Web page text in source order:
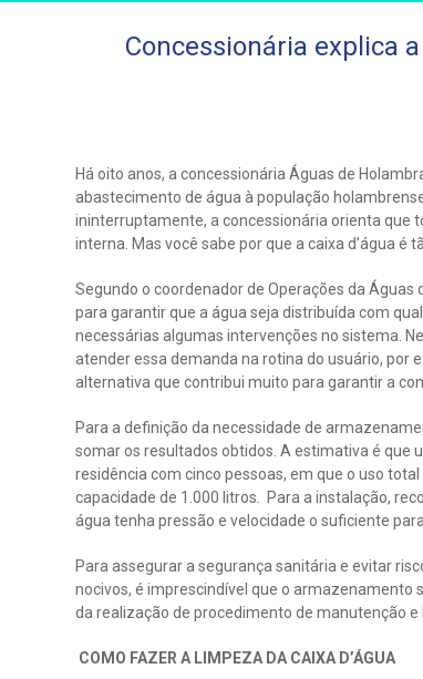
Concessionária explica
Há oito anos, a concessionária Águas de
abastecimento de água à população
ininterruptamente, a concessionária orienta que
interna. Mas você sabe por que a caixa d’água é
Segundo o coordenador de Operações da
para garantir que a água seja distribuída com
necessárias algumas intervenções no sistema.
atender essa demanda na rotina do usuário, por
alternativa que contribui muito para garantir a
Para a definição da necessidade de
somar os resultados obtidos. A estimativa é que
residência com cinco pessoas, em que o uso
capacidade de 1.000 litros. Para a instalação,
água tenha pressão e velocidade o suficiente
Para assegurar a segurança sanitária e evitar
nocivos, é imprescindível que o
da realização de procedimento de manutenção e
COMO FAZER A LIMPEZA DA CAIXA D’ÁGUA